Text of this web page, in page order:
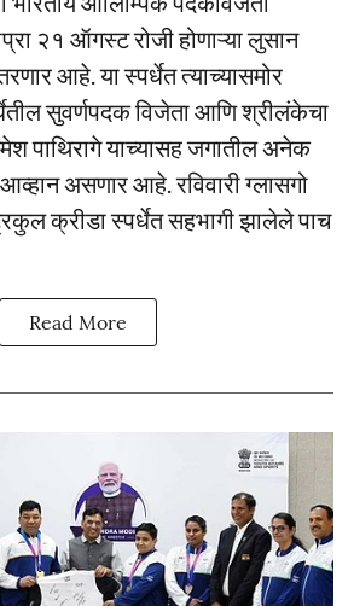
२१ ऑगस्ट रोजी होणाऱ्या लुसान
आहे. या स्पर्धेत त्याच्यासमोर
सुवर्णपदक विजेता आणि श्रीलंकेचा
पाथिरागे याच्यासह जगातील अनेक
असणार आहे. रविवारी ग्लासगो
क्रीडा स्पर्धेत सहभागी झालेले पाच
Read More